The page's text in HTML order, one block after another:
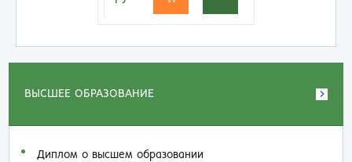
ВЫСШЕЕ ОБРАЗОВАНИЕ
Диплом о высшем образовании